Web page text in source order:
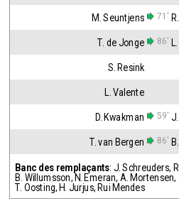
M. Seuntjens 71'
T. de Jonge 86'
S. Resink
L. Valente
D. Kwakman 59'
T. van Bergen 86'
Banc des remplaçants: J. Schreuders,
B. Willumsson, N. Emeran, A. Mortensen,
T. Oosting, H. Jurjus, Rui Mendes